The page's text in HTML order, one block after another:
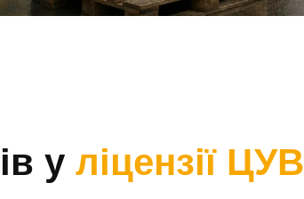
у ліцензії ЦУВ